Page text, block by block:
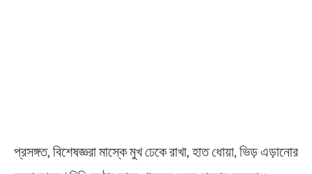
প্রসঙ্গত, বিশেষজ্ঞরা মাস্কে মুখ ঢেকে রাখা, হাত ধোয়া, ভিড় এড়ানোর